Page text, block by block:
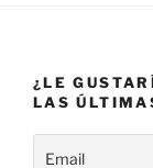
¿LE
LAS